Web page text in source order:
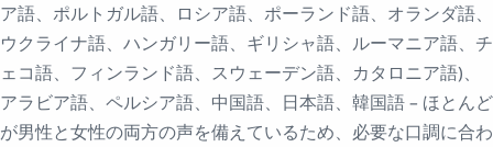
ア語、ポルトガル語、ロシア語、ポーランド語、オランダ語、
ウクライナ語、ハンガリー語、ギリシャ語、ルーマニア語、チ
ェコ語、フィンランド語、スウェーデン語、カタロニア語)、
アラビア語、ペルシア語、中国語、日本語、韓国語 – ほとんど
が男性と女性の両方の声を備えているため、必要な口調に合わ